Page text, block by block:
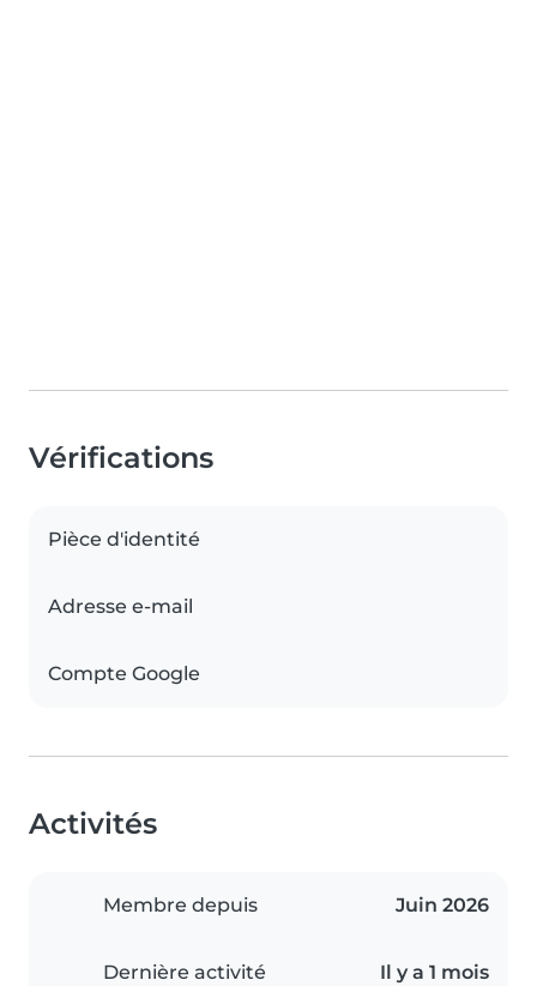
Vérifications
Pièce d'identité
Adresse e-mail
Compte Google
Activités
Membre depuis Juin 2026
Dernière activité Il y a 1 mois